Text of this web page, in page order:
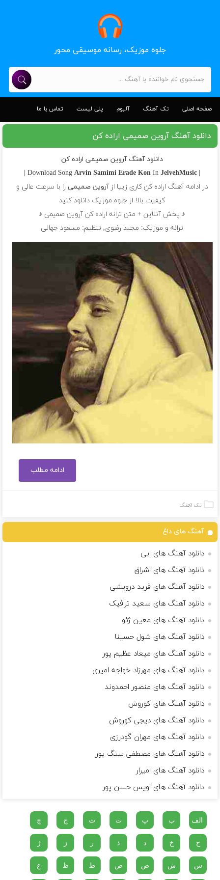
جلوه موزیک، رسانه موسیقی محور
صفحه اصلی تک آهنگ آلبوم پلی لیست تماس با ما
دانلود آهنگ آروین صمیمی اراده کن
دانلود آهنگ آروین صمیمی اراده کن
| Download Song
Arvin Samimi Erade KonIn JelvehMusic |
در ادامه آهنگ اراده کن کاری زیبا ازآروین صمیمی را با سرعت عالی و
کیفیت بالا از جلوه موزیک دانلود کنید
♪ پخش آنلاین + متن ترانه اراده کن آروین صمیمی ♪
ترانه و موزیک: مجید رضوی, تنظیم: مسعود جهانی
ادامه مطلب
تک آهنگ
آهنگ های داغ
دانلود آهنگ های ابی
دانلود آهنگ های اشراق
دانلود آهنگ های فرید درویشی
دانلود آهنگ های سعید ترافیک
دانلود آهنگ های معین ژئو
دانلود آهنگ های شول حسینا
دانلود آهنگ های میعاد عظیم پور
دانلود آهنگ های مهرزاد خواجه امیری
دانلود آهنگ های منصور احمدوند
دانلود آهنگ های کوروش
دانلود آهنگ های دیجی کوروش
دانلود آهنگ های مهران گودرزی
دانلود آهنگ های مصطفی سنگ پور
دانلود آهنگ های امیرار
دانلود آهنگ های اویس حسن پور
الف ب پ ت ث ج چ
ح خ د ذ ر ز ژ
س ش ص ض ط ظ ع